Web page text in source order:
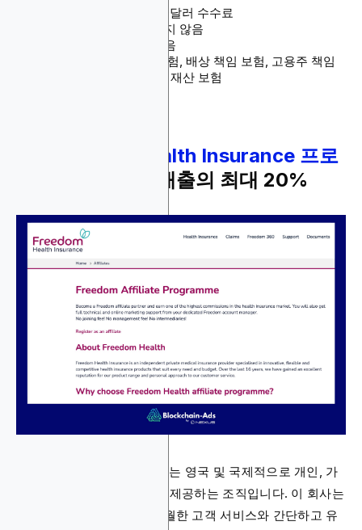
수수료: 추천 시 최대 40달러 수수료
쿠키 지속 기간: 명시되지 않음
결제 방법: 명시되지 않음
제품: 전문 배상 책임 보험, 배상 책임 보험, 고용주 책임
보험, 사이버 보험, 상업 재산 보험
Freedom Health Insurance 프로
- 건강보험 매출의 최대 20%
Freedom Health Insurance는 영국 및 국제적으로 개인, 가
족, 사업주에게 건강 보험을 제공하는 조직입니다. 이 회사는
2003년에 설립되었으며 탁월한 고객 서비스와 간단하고 유